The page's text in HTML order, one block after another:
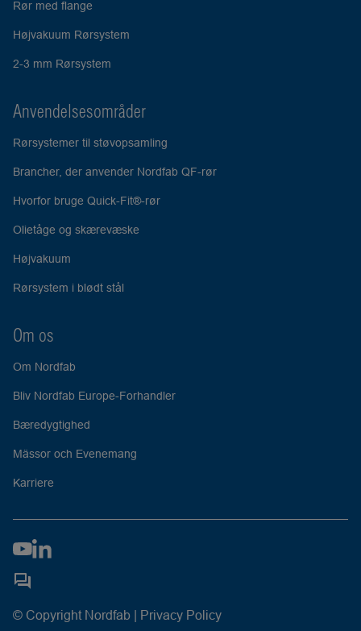
Rør med flange
Højvakuum Rørsystem
2-3 mm Rørsystem
Anvendelsesområder
Rørsystemer til støvopsamling
Brancher, der anvender Nordfab QF-rør
Hvorfor bruge Quick-Fit®-rør
Olietåge og skærevæske
Højvakuum
Rørsystem i blødt stål
Om os
Om Nordfab
Bliv Nordfab Europe-Forhandler
Bæredygtighed
Mässor och Evenemang
Karriere
© Copyright Nordfab | Privacy Policy